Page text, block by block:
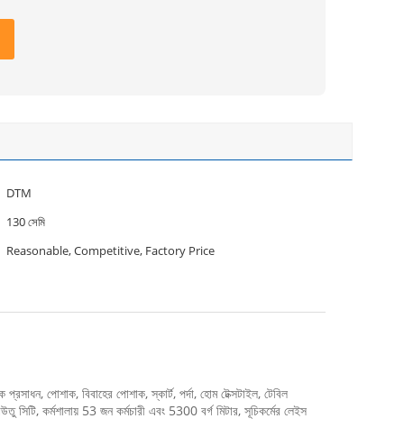
DTM
130 সেমি
Reasonable, Competitive, Factory Price
পোশাক, বিবাহের পোশাক, স্কার্ট, পর্দা, হোম টেক্সটাইল, টেবিল
কর্মশালায় 53 জন কর্মচারী এবং 5300 বর্গ মিটার, সূচিকর্মের লেইস